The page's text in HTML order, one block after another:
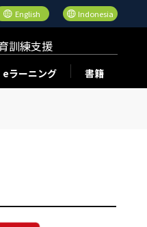
English Indonesia
訓練支援
eラーニング 書籍